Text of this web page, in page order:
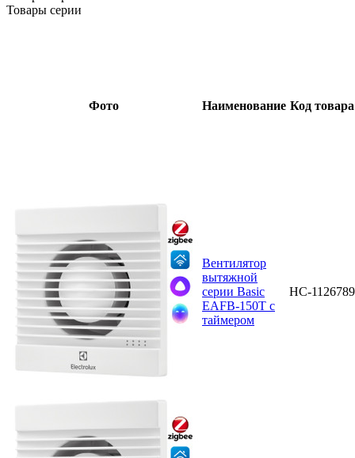
Товары серии
Фото Наименование Код товара
Вентилятор
вытяжной
серии Basic
EAFB-150T с
таймером
НС-1126789